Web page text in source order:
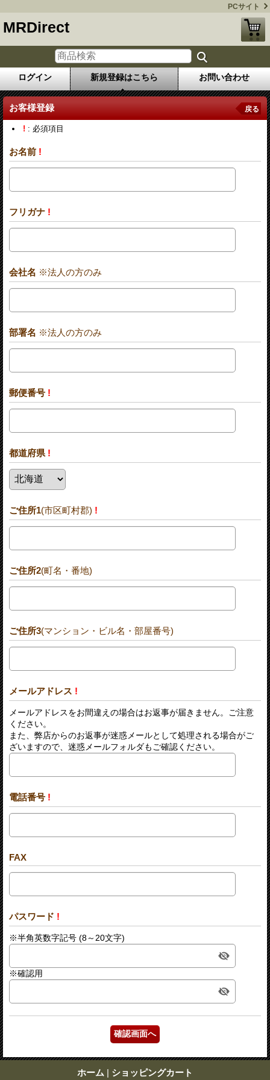
PCサイト
MRDirect
ログイン 新規登録はこちら お問い合わせ
お客様登録 戻る
! : 必須項目
お名前 !
フリガナ !
会社名 ※法人の方のみ
部署名 ※法人の方のみ
郵便番号 !
都道府県 !
ご住所1(市区町村郡) !
ご住所2(町名・番地)
ご住所3(マンション・ビル名・部屋番号)
メールアドレス !
メールアドレスをお間違えの場合はお返事が届きません。ご注意
ください。
また、弊店からのお返事が迷惑メールとして処理される場合がご
ざいますので、迷惑メールフォルダもご確認ください。
電話番号 !
FAX
パスワード !
※半角英数字記号 (8～20文字)
※確認用
ホーム | ショッピングカート